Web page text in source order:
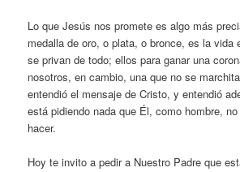
Lo que Jesús nos promete es algo más
medalla de oro, o plata, o bronce, es la vida
se privan de todo; ellos para ganar una
nosotros, en cambio, una que no se
entendió el mensaje de Cristo, y entendió
está pidiendo nada que Él, como hombre,
hacer.
Hoy te invito a pedir a Nuestro Padre que